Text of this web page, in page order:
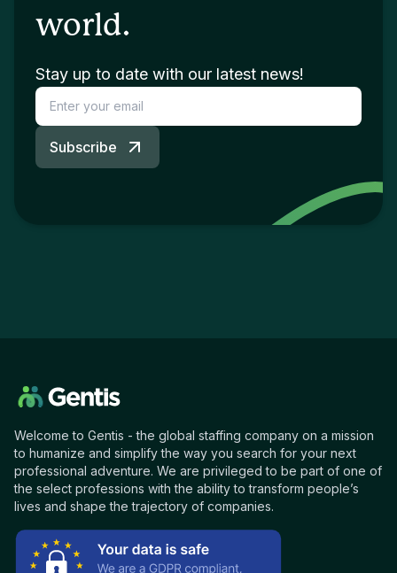
world.
Stay up to date with our latest news!
Subscribe
Welcome to Gentis - the global staffing company on a mission
to humanize and simplify the way you search for your next
professional adventure. We are privileged to be part of one of
the select professions with the ability to transform people’s
lives and shape the trajectory of companies.